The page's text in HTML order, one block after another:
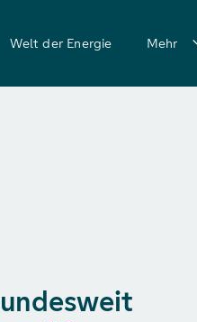
Welt der Energie Mehr